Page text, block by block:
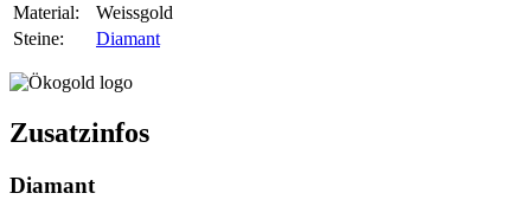
Material:
Weissgold
Steine:
Diamant
Zusatzinfos
Diamant